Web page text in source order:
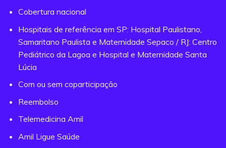
Cobertura nacional
Hospitais de referência em SP: Hospital Paulistano,
Samaritano Paulista e Maternidade Sepaco / RJ: Centro
Pediátrico da Lagoa e Hospital e Maternidade Santa
Lúcia
Com ou sem coparticipação
Reembolso
Telemedicina Amil
Amil Ligue Saúde